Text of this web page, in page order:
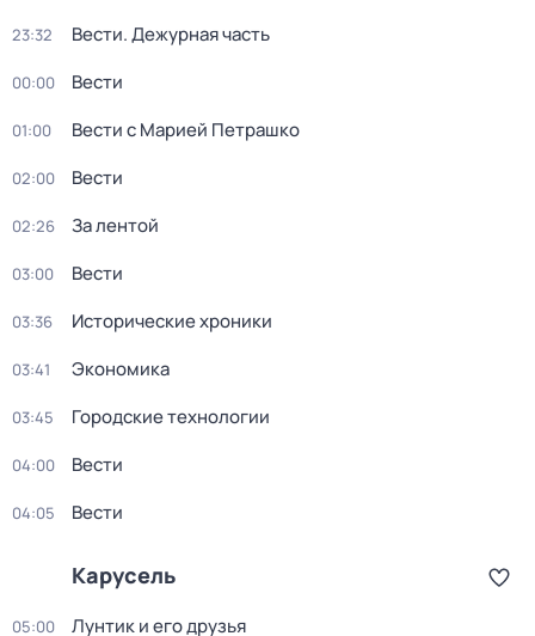
23:32 Вести. Дежурная часть
00:00 Вести
01:00 Вести с Марией Петрашко
02:00 Вести
02:26 За лентой
03:00 Вести
03:36 Исторические хроники
03:41 Экономика
03:45 Городские технологии
04:00 Вести
04:05 Вести
Карусель
05:00 Лунтик и его друзья